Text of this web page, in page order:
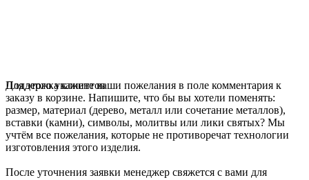
Для этого укажите ваши пожелания в поле комментария к
заказу в корзине. Напишите, что бы вы хотели поменять:
размер, материал (дерево, металл или сочетание металлов),
вставки (камни), символы, молитвы или лики святых? Мы
учтём все пожелания, которые не противоречат технологии
изготовления этого изделия.
После уточнения заявки менеджер свяжется с вами для
Поддержка клиентов